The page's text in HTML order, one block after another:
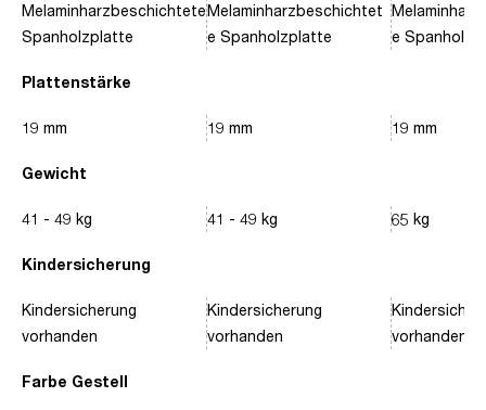
Plattenstärke
Gewicht
Kindersicherung
Farbe Gestell
Melaminharzbeschichtete
Spanholzplatte
19 mm
41 - 49 kg
Kindersicherung
vorhanden
Melaminharzbeschichtet
e Spanholzplatte
19 mm
41 - 49 kg
Kindersicherung
vorhanden
e
19 mm
65 kg
vorhanden